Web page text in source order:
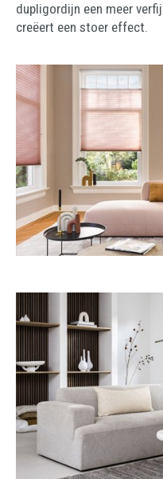
dupligordijn een meer
creëert een stoer effect.